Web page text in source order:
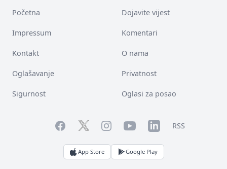
Početna Dojavite vijest
Impressum Komentari
Kontakt O nama
Oglašavanje Privatnost
Sigurnost Oglasi za posao
FacebookTwitterInstagramYouTubeLinkedInRSS
App Store Google Play